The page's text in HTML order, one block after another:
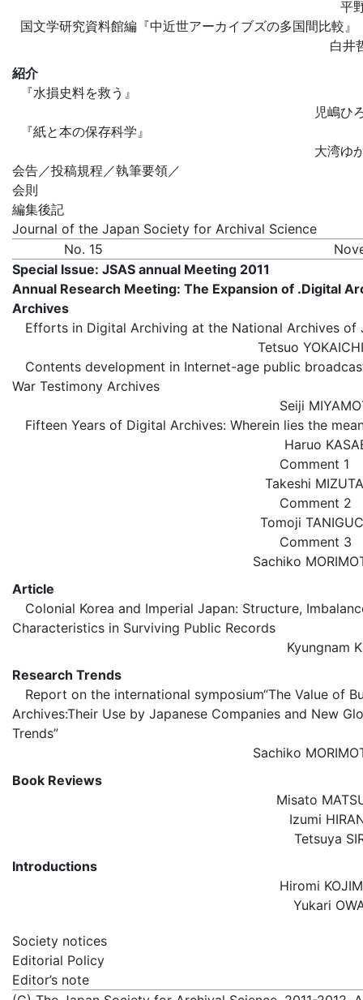
平
国文学研究資料館編『中近世アーカイブズの多国間比較』
白
紹介
『水損史料を救う』
児嶋
『紙と本の保存科学』
大湾
会告／投稿規程／執筆要領／
会則
編集後記
Journal of the Japan Society for Archival Science
No. 15
Special Issue: JSAS annual Meeting 2011
Annual Research Meeting: The Expansion of .Digital
Archives
Efforts in Digital Archiving at the National Archives of
Tetsuo
Contents development in Internet-age public
War Testimony Archives
Seiji
Fifteen Years of Digital Archives: Wherein lies the
Haruo
Comment 1
Takeshi
Comment 2
Tomoji
Comment 3
Sachiko
Article
Colonial Korea and Imperial Japan: Structure,
Characteristics in Surviving Public Records
Research Trends
Report on the international symposium“The Value of
Archives:Their Use by Japanese Companies and New
Trends”
Sachiko
Book Reviews
Misato
Izumi
Tetsuya
Introductions
Hiromi
Yukari
Society notices
Editorial Policy
Editor’s note